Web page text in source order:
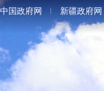
中国政府网 新疆政府网